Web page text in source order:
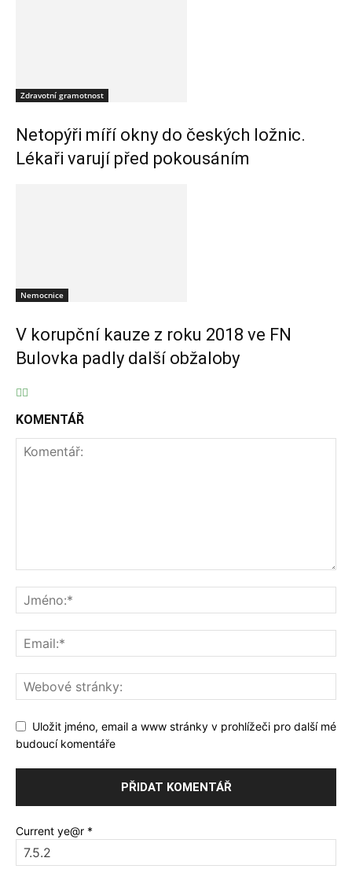
Zdravotní gramotnost
Netopýři míří okny do českých ložnic.
Lékaři varují před pokousáním
Nemocnice
V korupční kauze z roku 2018 ve FN
Bulovka padly další obžaloby
KOMENTÁŘ
Uložit jméno, email a www stránky v prohlížeči pro další mé
budoucí komentáře
Current ye@r *